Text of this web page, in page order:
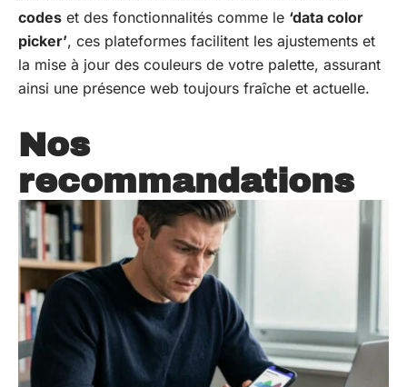
codes et des fonctionnalités comme le ‘data color
picker’, ces plateformes facilitent les ajustements et
la mise à jour des couleurs de votre palette, assurant
ainsi une présence web toujours fraîche et actuelle.
Nos
recommandations